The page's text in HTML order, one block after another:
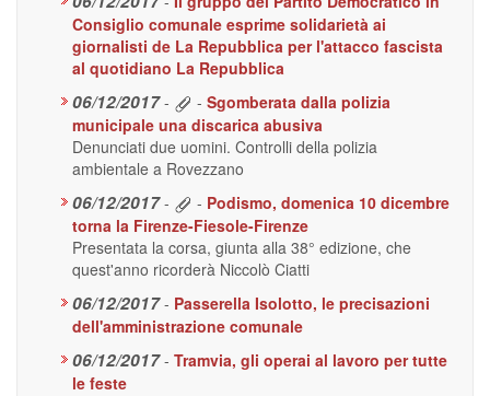
Consiglio comunale esprime solidarietà ai
giornalisti de La Repubblica per l'attacco fascista
al quotidiano La Repubblica
06/12/2017 - - Sgomberata dalla polizia
municipale una discarica abusiva
Denunciati due uomini. Controlli della polizia
ambientale a Rovezzano
06/12/2017 - - Podismo, domenica 10 dicembre
torna la Firenze-Fiesole-Firenze
Presentata la corsa, giunta alla 38° edizione, che
quest'anno ricorderà Niccolò Ciatti
06/12/2017 - Passerella Isolotto, le precisazioni
dell'amministrazione comunale
06/12/2017 - Tramvia, gli operai al lavoro per tutte
le feste